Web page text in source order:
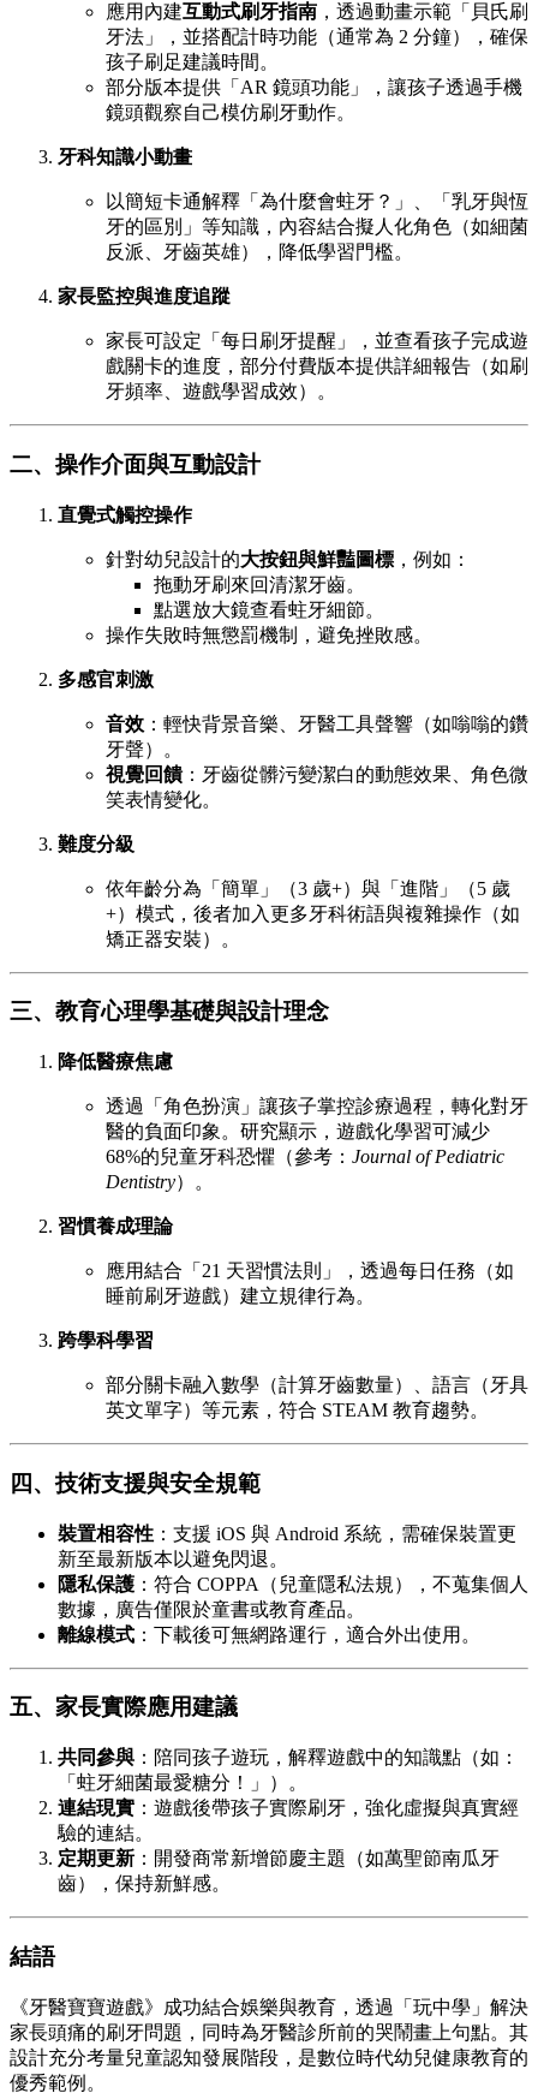
應用內建互動式刷牙指南 ，透過動畫示範「貝氏刷
牙法」，並搭配計時功能（通常為 2 分鐘），確保
孩子刷足建議時間。
部分版本提供「AR 鏡頭功能」，讓孩子透過手機
鏡頭觀察自己模仿刷牙動作。
牙科知識小動畫
以簡短卡通解釋「為什麼會蛀牙？」、「乳牙與恆
牙的區別」等知識，內容結合擬人化角色（如細菌
反派、牙齒英雄），降低學習門檻。
家長監控與進度追蹤
家長可設定「每日刷牙提醒」，並查看孩子完成遊
戲關卡的進度，部分付費版本提供詳細報告（如刷
牙頻率、遊戲學習成效）。
二、操作介面與互動設計
直覺式觸控操作
針對幼兒設計的大按鈕與鮮豔圖標 ，例如：
拖動牙刷來回清潔牙齒。
點選放大鏡查看蛀牙細節。
操作失敗時無懲罰機制，避免挫敗感。
多感官刺激
音效 ：輕快背景音樂、牙醫工具聲響（如嗡嗡的鑽
牙聲）。
視覺回饋：牙齒從髒污變潔白的動態效果、角色微
笑表情變化。
難度分級
依年齡分為「簡單」（3 歲+）與「進階」（5 歲
+）模式，後者加入更多牙科術語與複雜操作（如
矯正器安裝）。
三、教育心理學基礎與設計理念
降低醫療焦慮
透過「角色扮演」讓孩子掌控診療過程，轉化對牙
醫的負面印象。研究顯示，遊戲化學習可減少
68%的兒童牙科恐懼（參考： Journal of Pediatric
Dentistry）。
習慣養成理論
應用結合「21 天習慣法則」，透過每日任務（如
睡前刷牙遊戲）建立規律行為。
跨學科學習
部分關卡融入數學（計算牙齒數量）、語言（牙具
英文單字）等元素，符合 STEAM 教育趨勢。
四、技術支援與安全規範
裝置相容性 ：支援 iOS 與 Android 系統，需確保裝置更
新至最新版本以避免閃退。
隱私保護 ：符合 COPPA（兒童隱私法規），不蒐集個人
數據，廣告僅限於童書或教育產品。
離線模式 ：下載後可無網路運行，適合外出使用。
五、家長實際應用建議
共同參與 ：陪同孩子遊玩，解釋遊戲中的知識點（如：
「蛀牙細菌最愛糖分！」）。
連結現實 ：遊戲後帶孩子實際刷牙，強化虛擬與真實經
驗的連結。
定期更新 ：開發商常新增節慶主題（如萬聖節南瓜牙
齒），保持新鮮感。
結語
《牙醫寶寶遊戲》成功結合娛樂與教育，透過「玩中學」解決
家長頭痛的刷牙問題，同時為牙醫診所前的哭鬧畫上句點。其
設計充分考量兒童認知發展階段，是數位時代幼兒健康教育的
優秀範例。